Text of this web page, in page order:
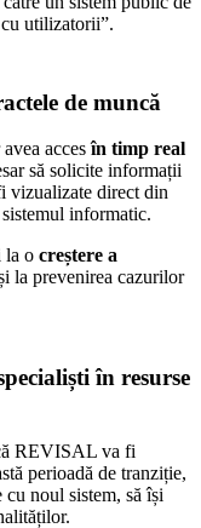
utilizatorii”.
de muncă
accesîn timp real
să solicite informații
vizualizate direct din
informatic.
la o creștere a
la prevenirea cazurilor
în resurse
REVISAL va fi
perioadă de tranziție,
noul sistem, să își